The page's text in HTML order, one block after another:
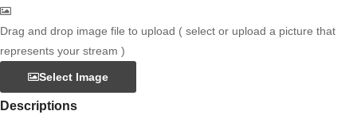
Drag and drop image file to upload ( select or upload a picture that
represents your stream )
Select Image
Descriptions